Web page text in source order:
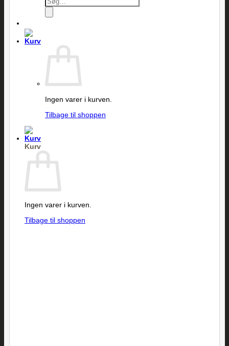
Ingen varer i kurven.
Tilbage til shoppen
Kurv
Ingen varer i kurven.
Tilbage til shoppen